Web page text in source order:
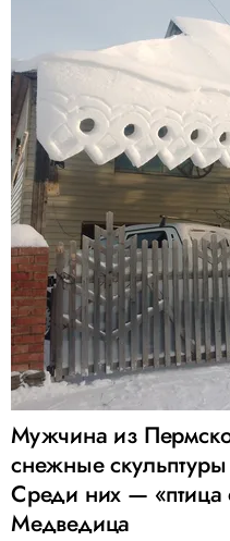
Мужчина из
снежные
Среди них — «птица
Медведица